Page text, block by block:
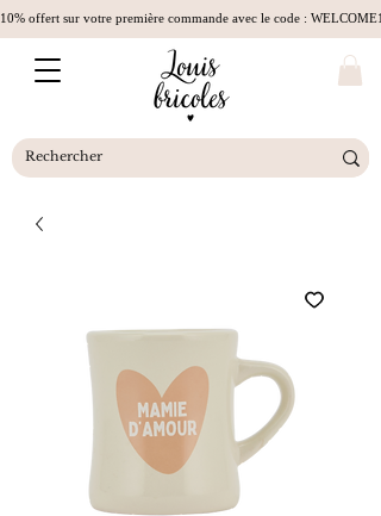
10% offert sur votre première commande avec le code :